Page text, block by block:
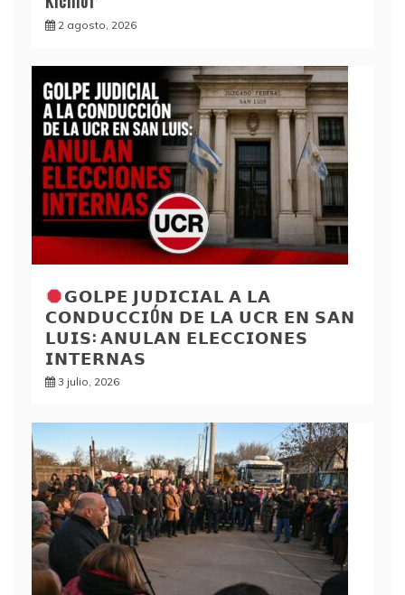
2 agosto, 2026
𝗚𝗢𝗟𝗣𝗘 𝗝𝗨𝗗𝗜𝗖𝗜𝗔𝗟 𝗔 𝗟𝗔
𝗖𝗢𝗡𝗗𝗨𝗖𝗖𝗜Ó𝗡 𝗗𝗘 𝗟𝗔 𝗨𝗖𝗥 𝗘𝗡 𝗦𝗔𝗡
𝗟𝗨𝗜𝗦: 𝗔𝗡𝗨𝗟𝗔𝗡 𝗘𝗟𝗘𝗖𝗖𝗜𝗢𝗡𝗘𝗦
𝗜𝗡𝗧𝗘𝗥𝗡𝗔𝗦
3 julio, 2026